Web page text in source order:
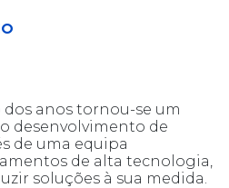
anos tornou-se um
desenvolvimento de
de uma equipa
de alta tecnologia,
soluções à sua medida.